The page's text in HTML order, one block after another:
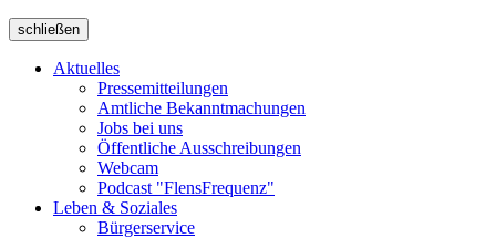
schließen
Aktuelles
Pressemitteilungen
Amtliche Bekanntmachungen
Jobs bei uns
Öffentliche Ausschreibungen
Webcam
Podcast "FlensFrequenz"
Leben & Soziales
Bürgerservice